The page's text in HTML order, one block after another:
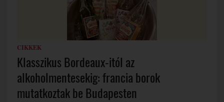
CIKKEK
Klasszikus Bordeaux-itól az
alkoholmentesekig: francia borok
mutatkoztak be Budapesten